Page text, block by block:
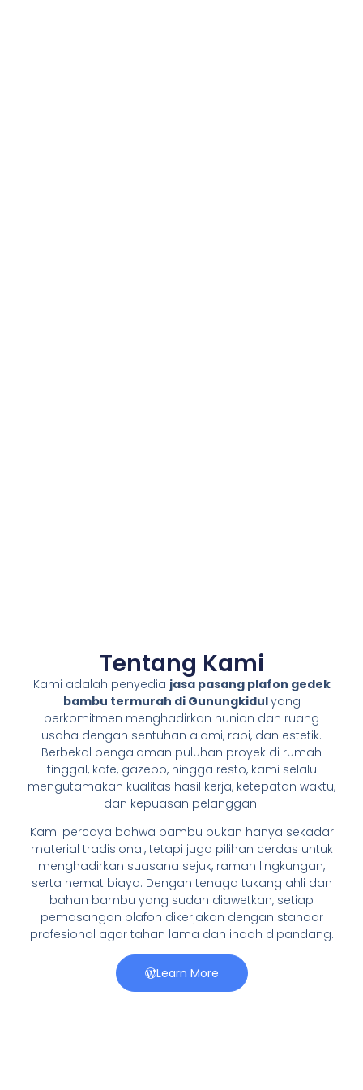
Tentang Kami
Kami adalah penyedia jasa pasang plafon gedek
bambu termurah di Gunungkidulyang
berkomitmen menghadirkan hunian dan ruang
usaha dengan sentuhan alami, rapi, dan estetik.
Berbekal pengalaman puluhan proyek di rumah
tinggal, kafe, gazebo, hingga resto, kami selalu
mengutamakan kualitas hasil kerja, ketepatan waktu,
dan kepuasan pelanggan.
Kami percaya bahwa bambu bukan hanya sekadar
material tradisional, tetapi juga pilihan cerdas untuk
menghadirkan suasana sejuk, ramah lingkungan,
serta hemat biaya. Dengan tenaga tukang ahli dan
bahan bambu yang sudah diawetkan, setiap
pemasangan plafon dikerjakan dengan standar
profesional agar tahan lama dan indah dipandang.
Learn More